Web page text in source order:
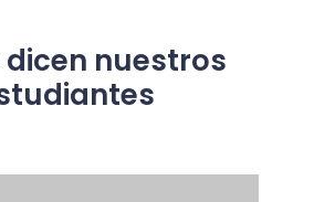
dicen nuestros